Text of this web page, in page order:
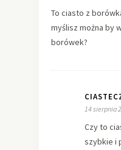
To ciasto z
myślisz można by
borówek?
14 sierpnia
Czy to
szybkie i